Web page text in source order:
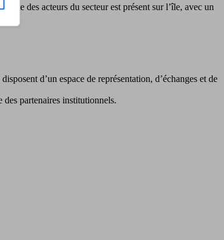
des acteurs du secteur est présent sur l’île, avec un
d’un espace de représentation, d’échanges et de
partenaires institutionnels.